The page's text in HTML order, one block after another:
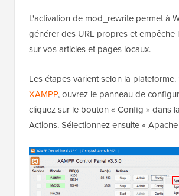
L'activation de mod_rewrite permet à
générer des URL propres et empêche
sur vos articles et pages locaux.
Les étapes varient selon la plateforme.
XAMPP, ouvrez le panneau de
cliquez sur le bouton « Config » dans
Actions. Sélectionnez ensuite «